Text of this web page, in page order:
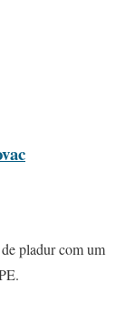
pladur com um